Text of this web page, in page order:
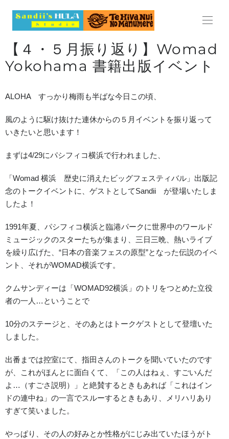
【４・５月振り返り】Womad
Yokohama 書籍出版イベント
ALOHA すっかり梅雨も半ばな今日この頃、
風のように駆け抜けた連休からの５月イベントを振り返って
いきたいと思います！
まずは4/29にパシフィコ横浜で行われました、
「Womad 横浜 歴史に消えたビッグフェスティバル」出版記
念のトークイベントに、ゲストとしてSandii が登場いたしま
したよ！
1991年夏、パシフィコ横浜と臨港パークに世界中のワールド
ミュージックのスターたちが集まり、三日三晩、熱いライブ
を繰り広げた、“日本の音楽フェスの原型”となった伝説のイベ
ント、それがWOMAD横浜です。
クムサンディーは「WOMAD92横浜」のトリをつとめた立役
者の一人…ということで
10分のステージと、そのあとはトークゲストとして登壇いた
しました。
出番までは控室にて、指田さんのトークを聞いていたのです
が、これがほんとに面白くて、「この人はねぇ、すごいんだ
よ…（すごさ説明）」と絶賛するときもあれば「これはイン
ドの連中ね」の一言でスルーするときもあり、メリハリあり
すぎて笑いました。
やっぱり、その人の好みとか性格がにじみ出ていたほうがト
HOME
ABOUT
スケジュール
見学・体験レッスンのご案内
NEWS
BLOG
CONTACT
イベント出演/メディア掲載
見学・体験レッスンのご案内